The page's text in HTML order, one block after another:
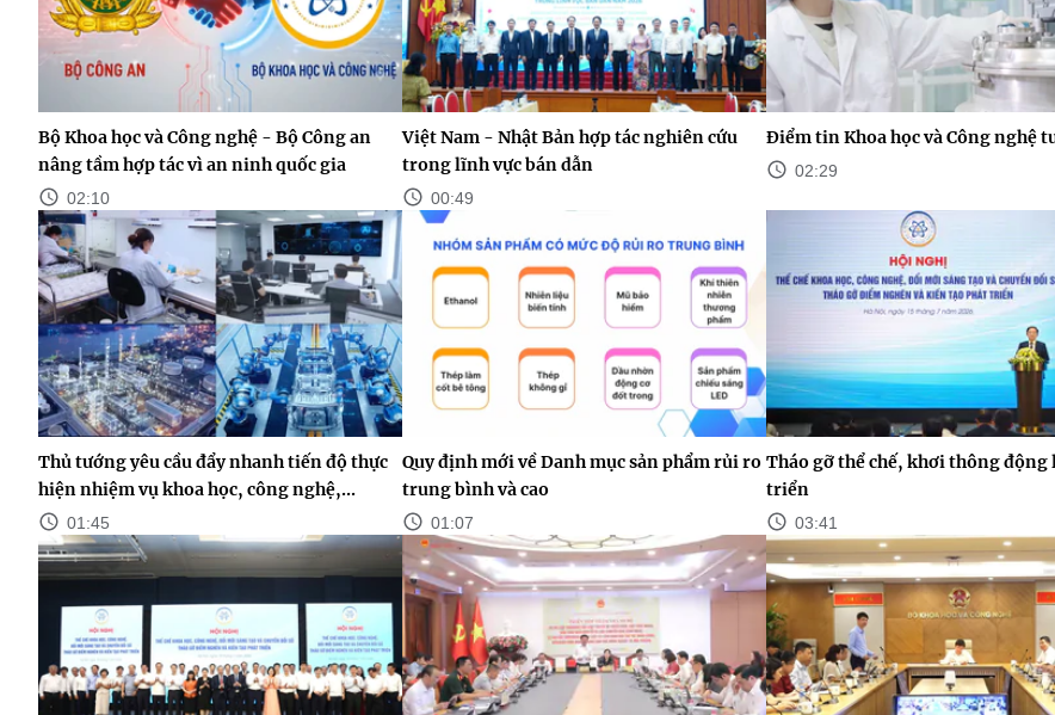
Bộ Khoa học và Công nghệ - Bộ Công an
nâng tầm hợp tác vì an ninh quốc gia
02:10
Việt Nam - Nhật Bản hợp tác nghiên cứu
trong lĩnh vực bán dẫn
00:49
Điểm tin Khoa học và Công nghệ
02:29
Thủ tướng yêu cầu đẩy nhanh tiến độ thực
hiện nhiệm vụ khoa học, công nghệ,...
01:45
Quy định mới về Danh mục sản phẩm rủi ro
trung bình và cao
01:07
Tháo gỡ thể chế, khơi thông động
triển
03:41